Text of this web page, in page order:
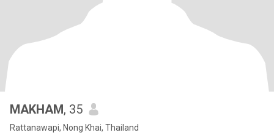
MAKHAM, 35
Rattanawapi, Nong Khai, Thailand